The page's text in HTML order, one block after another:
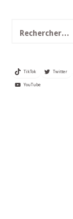
TikTok Twitter
YouTube